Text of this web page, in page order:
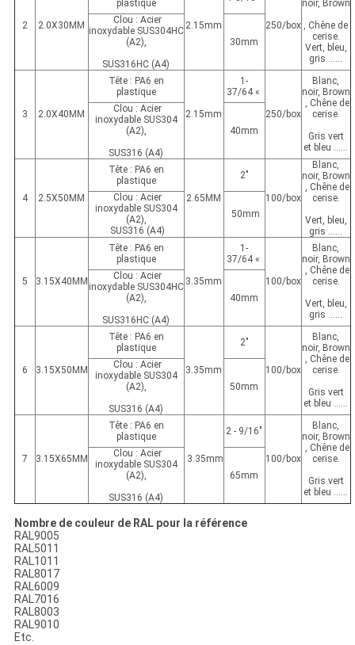
2 2.0X30MM
plastique
2.15mm
250/box
noir, Brown
, Chêne de
cerise.
Vert, bleu,
gris ......
Clou : Acier
inoxydable SUS304HC
(A2),
SUS316HC (A4)
30mm
3 2.0X40MM
Tête : PA6 en
plastique
2.15mm
1-
37/64 «
250/box
Blanc,
noir, Brown
, Chêne de
cerise.
Gris vert
et bleu ......
Clou : Acier
inoxydable SUS304
(A2),
SUS316 (A4)
40mm
4 2.5X50MM
Tête : PA6 en
plastique
2.65MM
2"
100/box
Blanc,
noir, Brown
, Chêne de
cerise.
Vert, bleu,
gris ......
Clou : Acier
inoxydable SUS304
(A2),
SUS316 (A4)
50mm
5 3.15X40MM
Tête : PA6 en
plastique
3.35mm
1-
37/64 «
100/box
Blanc,
noir, Brown
, Chêne de
cerise.
Vert, bleu,
gris ......
Clou : Acier
inoxydable SUS304HC
(A2),
SUS316HC (A4)
40mm
6 3.15X50MM
Tête : PA6 en
plastique
3.35mm
2"
100/box
Blanc,
noir, Brown
, Chêne de
cerise.
Gris vert
et bleu ......
Clou : Acier
inoxydable SUS304
(A2),
SUS316 (A4)
50mm
7 3.15X65MM
Tête : PA6 en
plastique
3.35mm
2 - 9/16"
100/box
Blanc,
noir, Brown
, Chêne de
cerise.
Gris vert
et bleu ......
Clou : Acier
inoxydable SUS304
(A2),
SUS316 (A4)
65mm
Nombre de couleur de RAL pour la référence
RAL9005
RAL5011
RAL1011
RAL8017
RAL6009
RAL7016
RAL8003
RAL9010
Etc.